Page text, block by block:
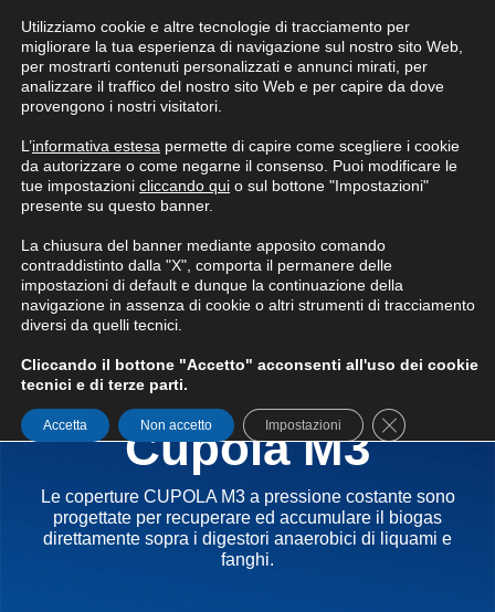
Condizioni generali di fornitura
Cupola Gasometrica a 3 Membrane
Cupola M3
Le coperture CUPOLA M3 a pressione costante sono
progettate per recuperare ed accumulare il biogas
direttamente sopra i digestori anaerobici di liquami e
fanghi.
Utilizziamo cookie e altre tecnologie di tracciamento per
migliorare la tua esperienza di navigazione sul nostro sito Web,
per mostrarti contenuti personalizzati e annunci mirati, per
analizzare il traffico del nostro sito Web e per capire da dove
provengono i nostri visitatori.
L’informativa estesa permette di capire come scegliere i cookie
da autorizzare o come negarne il consenso. Puoi modificare le
tue impostazioni cliccando qui o sul bottone "Impostazioni"
presente su questo banner.
La chiusura del banner mediante apposito comando
contraddistinto dalla "X", comporta il permanere delle
impostazioni di default e dunque la continuazione della
navigazione in assenza di cookie o altri strumenti di tracciamento
diversi da quelli tecnici.
Cliccando il bottone "Accetto" acconsenti all'uso dei cookie
tecnici e di terze parti.
Accetta Non accetto Impostazioni Close GDPR